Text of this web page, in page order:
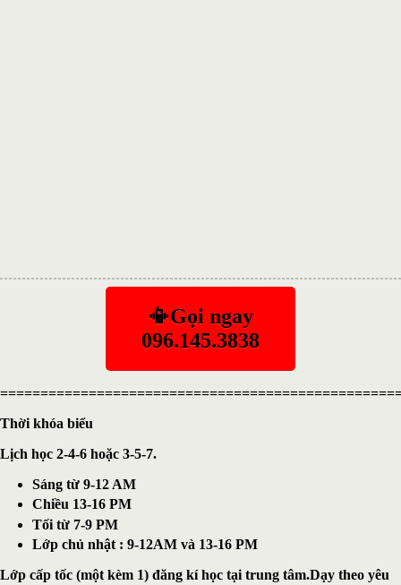
📳Gọi ngay
096.145.3838
Thời khóa biểu
Lịch học 2-4-6 hoặc 3-5-7.
Sáng từ9-12 AM
Chiều 13-16 PM
Tối từ7-9 PM
Lớp chủ nhật : 9-12AM và 13-16 PM
Lớp cấp tốc (một kèm 1) đăng kíhọc tại trung tâm.Dạy theo yêu